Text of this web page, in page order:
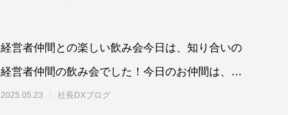
経営者仲間との楽しい飲み会今日は、知り合いの
経営者仲間の飲み会でした！今日のお仲間は、個
性豊かな人ばかりでめ
2025.05.23 社長DXブログ